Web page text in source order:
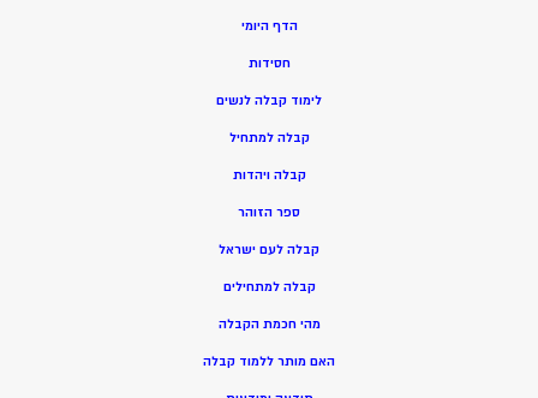
הדף היומי
חסידות
לימוד קבלה לנשים
קבלה למתחיל
קבלה ויהדות
ספר הזוהר
קבלה לעם ישראל
קבלה למתחילים
מהי חכמת הקבלה
האם מותר ללמוד קבלה